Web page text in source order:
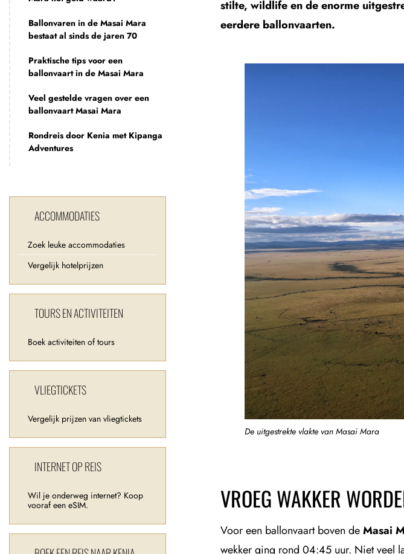
stilte, wildlife en de enorme
eerdere ballonvaarten.
De uitgestrekte vlakte van Masai Mara
VROEG WAKKER
Voor een ballonvaart boven deMasai
wekker ging rond 04:45 uur. Niet veel
Ballonvaren in de Masai Mara
bestaat al sinds de jaren 70
Praktische tips voor een
ballonvaart in de Masai Mara
Veel gestelde vragen over een
ballonvaart Masai Mara
Rondreis door Kenia met Kipanga
Adventures
ACCOMMODATIES
Zoek leuke accommodaties
Vergelijk hotelprijzen
TOURS EN ACTIVITEITEN
Boek activiteiten of tours
VLIEGTICKETS
Vergelijk prijzen van vliegtickets
INTERNET OP REIS
Wil je onderweg internet? Koop
vooraf een eSIM.